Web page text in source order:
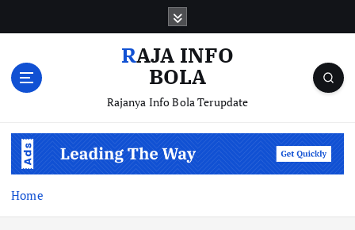
RAJA INFO
BOLA
Rajanya Info Bola Terupdate
Home